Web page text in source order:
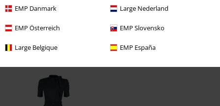
EMP Danmark Large Nederland
EMP Österreich EMP Slovensko
Large Belgique EMP España